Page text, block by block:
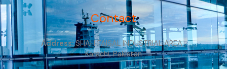
Contact
Address:SHAH FAISAL INDUSTRIAL AREA ,
Karachi, Pakistan